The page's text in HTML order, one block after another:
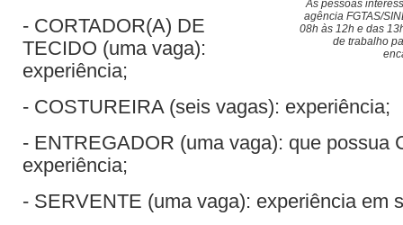
As pessoas
agência FGTAS/
08h às 12h e das
de trabalho
- CORTADOR(A) DE
TECIDO (uma vaga):
experiência;
- COSTUREIRA (seis vagas): experiência;
- ENTREGADOR (uma vaga): que possua
experiência;
- SERVENTE (uma vaga): experiência em